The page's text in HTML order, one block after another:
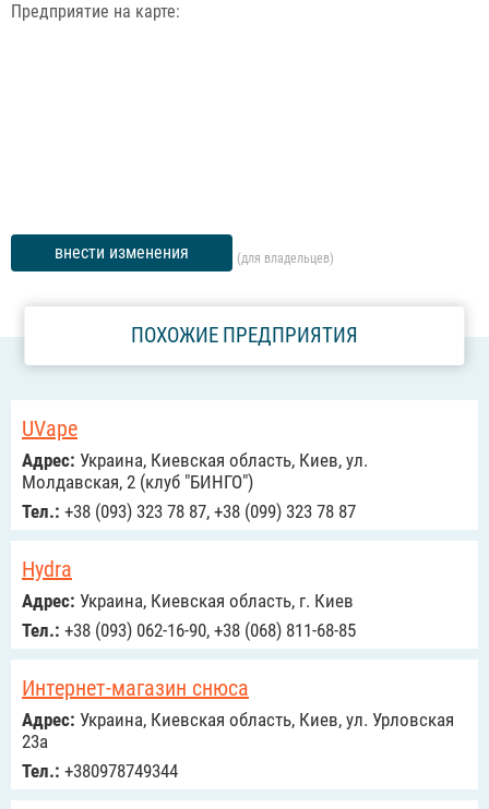
Предприятие на карте:
внести изменения (для владельцев)
ПОХОЖИЕ ПРЕДПРИЯТИЯ
UVape
Адрес: Украина, Киевская область, Киев, ул.
Молдавская, 2 (клуб "БИНГО")
Тел.: +38 (093) 323 78 87, +38 (099) 323 78 87
Hydra
Адрес: Украина, Киевская область, г. Киев
Тел.: +38 (093) 062-16-90, +38 (068) 811-68-85
Интернет-магазин снюса
Адрес: Украина, Киевская область, Киев, ул. Урловская
23а
Тел.: +380978749344